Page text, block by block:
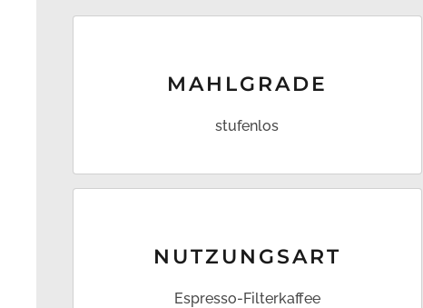
MAHL­GRADE
stufenlos
NUTZUNG­SART
Espresso-Filterkaffee